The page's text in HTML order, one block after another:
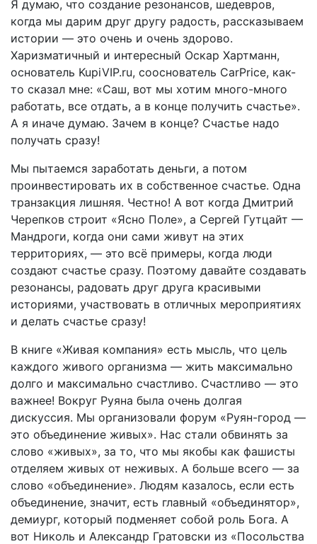
Я думаю, что создание резонансов, шедевров,
когда мы дарим друг другу радость, рассказываем
истории — это очень и очень здорово.
Харизматичный и интересный Оскар Хартманн,
основатель KupiVIP.ru, сооснователь CarPrice, как-
то сказал мне: «Саш, вот мы хотим много-много
работать, все отдать, а в конце получить счастье».
А я иначе думаю. Зачем в конце? Счастье надо
получать сразу!
Мы пытаемся заработать деньги, а потом
проинвестировать их в собственное счастье. Одна
транзакция лишняя. Честно! А вот когда Дмитрий
Черепков строит «Ясно Поле», а Сергей Гутцайт —
Мандроги, когда они сами живут на этих
территориях, — это всё примеры, когда люди
создают счастье сразу. Поэтому давайте создавать
резонансы, радовать друг друга красивыми
историями, участвовать в отличных мероприятиях
и делать счастье сразу!
В книге «Живая компания» есть мысль, что цель
каждого живого организма — жить максимально
долго и максимально счастливо. Счастливо — это
важнее! Вокруг Руяна была очень долгая
дискуссия. Мы организовали форум «Руян-город —
это объединение живых». Нас стали обвинять за
слово «живых», за то, что мы якобы как фашисты
отделяем живых от неживых. А больше всего — за
слово «объединение». Людям казалось, если есть
объединение, значит, есть главный «объединятор»,
демиург, который подменяет собой роль Бога. А
вот Николь и Александр Гратовски из «Посольства